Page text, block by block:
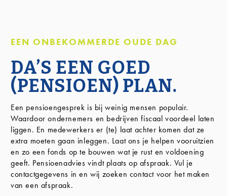
EEN ONBEKOMMERDE OUDE DAG
DA’S EEN GOED
(PENSIOEN) PLAN.
Een pensioengesprek is bij weinig mensen populair.
Waardoor ondernemers en bedrijven fiscaal voordeel laten
liggen. En medewerkers er (te) laat achter komen dat ze
extra moeten gaan inleggen. Laat ons je helpen vooruitzien
en zo een fonds op te bouwen wat je rust en voldoening
geeft. Pensioenadvies vindt plaats op afspraak. Vul je
contactgegevens in en wij zoeken contact voor het maken
van een afspraak.